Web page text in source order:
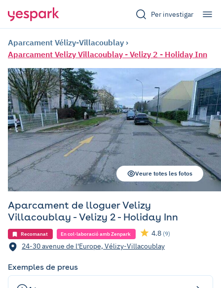
Per investigar
Aparcament Vélizy-Villacoublay
Aparcament Velizy Villacoublay - Velizy 2 - Holiday Inn
Aparcament de lloguer Velizy
Villacoublay - Velizy 2 - Holiday Inn
Recomanat En col·laboració amb Zenpark 4.8 (9)
24-30 avenue de l'Europe, Vélizy-Villacoublay
Veure totes les fotos
Exemples de preus